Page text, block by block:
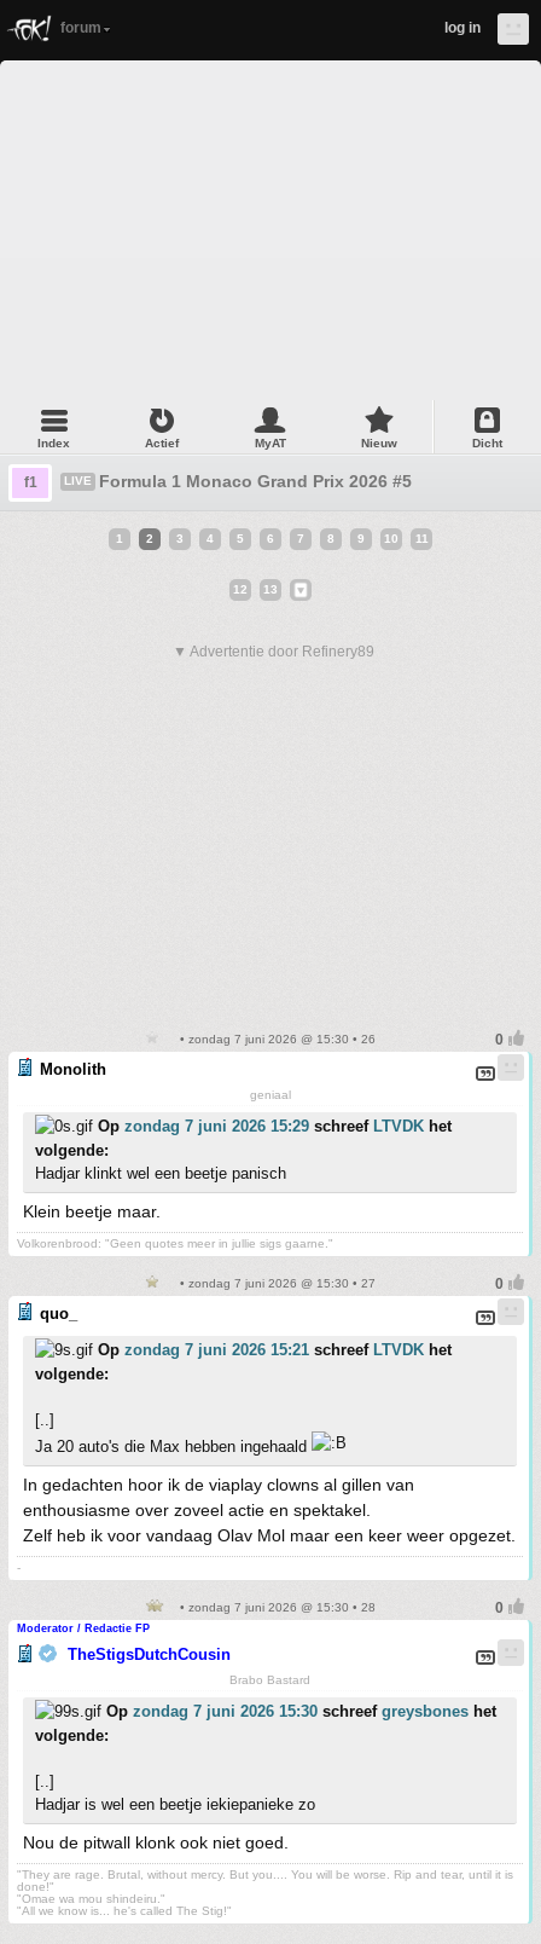
forum log in
Index Actief MyAT Nieuw Dicht
f1 LIVE Formula 1 Monaco Grand Prix 2026 #5
1 2 3 4 5 6 7 8 9 10 11
12 13
▼ Advertentie door Refinery89
• zondag 7 juni 2026 @ 15:30 • 26
Monolith
geniaal
Op zondag 7 juni 2026 15:29 schreef LTVDK het
volgende:
Hadjar klinkt wel een beetje panisch
Klein beetje maar.
Volkorenbrood: "Geen quotes meer in jullie sigs gaarne."
• zondag 7 juni 2026 @ 15:30 • 27
quo_
Op zondag 7 juni 2026 15:21 schreef LTVDK het
volgende:
[..]
Ja 20 auto's die Max hebben ingehaald
In gedachten hoor ik de viaplay clowns al gillen van
enthousiasme over zoveel actie en spektakel.
Zelf heb ik voor vandaag Olav Mol maar een keer weer opgezet.
-
• zondag 7 juni 2026 @ 15:30 • 28
Moderator / Redactie FP
TheStigsDutchCousin
Brabo Bastard
Op zondag 7 juni 2026 15:30 schreef greysbones het
volgende:
[..]
Hadjar is wel een beetje iekiepanieke zo
Nou de pitwall klonk ook niet goed.
"They are rage. Brutal, without mercy. But you.... You will be worse. Rip and tear, until it is
done!"
"Omae wa mou shindeiru."
"All we know is... he's called The Stig!"